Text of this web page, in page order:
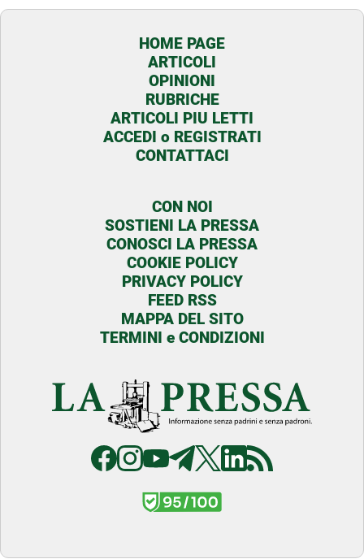
HOME PAGE
ARTICOLI
OPINIONI
RUBRICHE
ARTICOLI PIU LETTI
ACCEDI o REGISTRATI
CONTATTACI
CON NOI
SOSTIENI LA PRESSA
CONOSCI LA PRESSA
COOKIE POLICY
PRIVACY POLICY
FEED RSS
MAPPA DEL SITO
TERMINI e CONDIZIONI